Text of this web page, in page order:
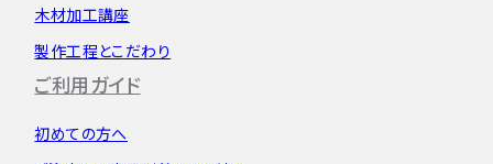
木材加工講座
製作工程とこだわり
ご利用ガイド
初めての方へ